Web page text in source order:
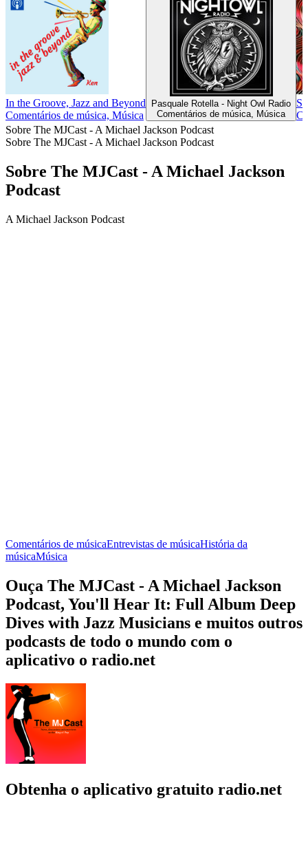
In the Groove, Jazz and Beyond
Comentários de música, Música
Pasquale Rotella - Night Owl Radio
Comentários de música, Música
Sobre The MJCast - A Michael Jackson Podcast
Sobre The MJCast - A Michael Jackson Podcast
Sobre The MJCast - A Michael Jackson
Podcast
A Michael Jackson Podcast
Comentários de músicaEntrevistas de músicaHistória da
músicaMúsica
Ouça The MJCast - A Michael Jackson
Podcast, You'll Hear It: Full Album Deep
Dives with Jazz Musicians e muitos outros
podcasts de todo o mundo com o
aplicativo o radio.net
Obtenha o aplicativo gratuito radio.net